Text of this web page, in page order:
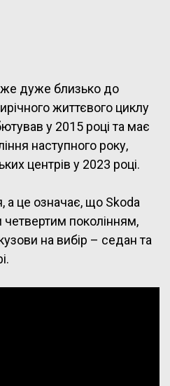
дуже близько до
життєвого циклу
у 2015 році та має
наступного року,
центрів у 2023 році.
а це означає, що Skoda
поколінням,
на вибір – седан та